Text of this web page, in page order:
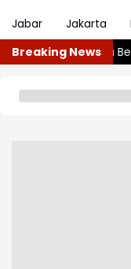
Jabar
Jakarta
Breaking News
Air Panas, Dua